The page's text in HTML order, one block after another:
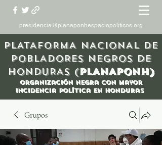
presidencia@planaponhespaciopoliticos.org
PLATAFORMA NACIONAL DE
POBLADORES NEGROS DE
HONDURAS (PLANAPONH)
organización Negra con mayor
incidencia política en honduras
Grupos